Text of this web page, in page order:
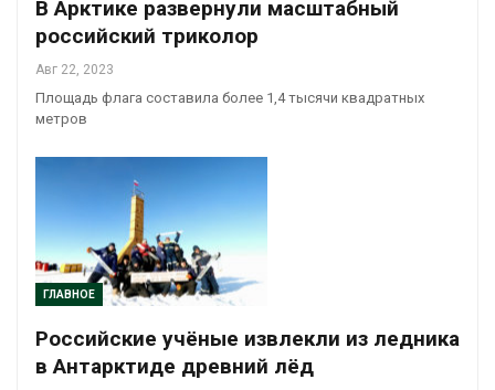
В Арктике развернули масштабный
российский триколор
Авг 22, 2023
Площадь флага составила более 1,4 тысячи квадратных
метров
ГЛАВНОЕ
Российские учёные извлекли из ледника
в Антарктиде древний лёд